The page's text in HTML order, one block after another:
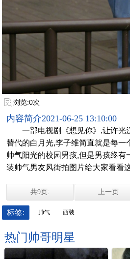
浏览:0次
内容简介2021-06-25 13:10:00
一部电视剧《想见你》,让许光
替代的白月光,李子维简直就是每一
帅气阳光的校园男孩,但是男孩终有
装帅气男友风街拍图片给大家看看
共9页: 上一页
标签: 帅气 西装
热门帅哥明星